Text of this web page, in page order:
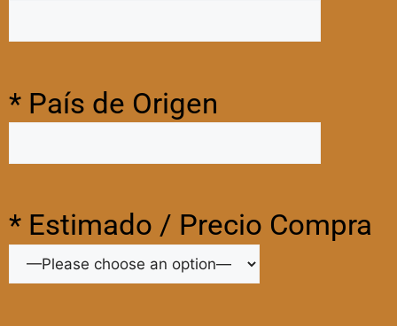
* País de Origen
* Estimado / Precio Compra